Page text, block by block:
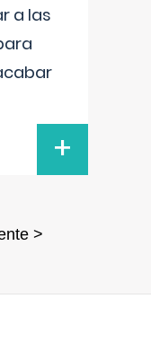
a las
+
>